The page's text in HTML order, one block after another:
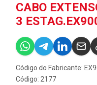
CABO
3
Código do Fabricante:
Código: 2177